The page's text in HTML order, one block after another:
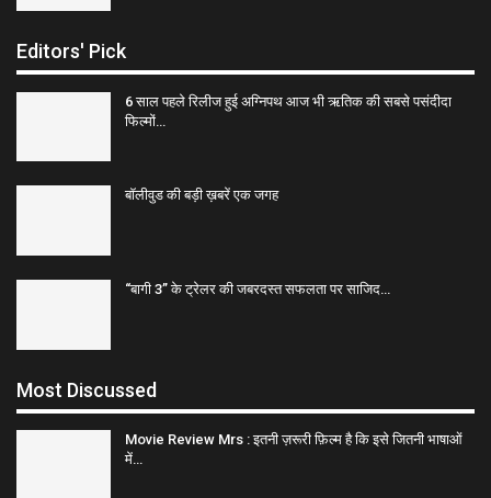
Editors' Pick
6 साल पहले रिलीज हुई अग्निपथ आज भी ऋतिक की सबसे पसंदीदा
फिल्मों…
बॉलीवुड की बड़ी ख़बरें एक जगह
“बागी 3” के ट्रेलर की जबरदस्त सफलता पर साजिद…
Most Discussed
Movie Review Mrs : इतनी ज़रूरी फ़िल्म है कि इसे जितनी भाषाओं
में…